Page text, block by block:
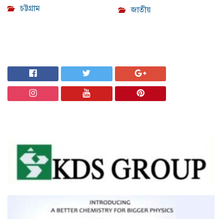
চট্টগ্রাম
জাতীয়